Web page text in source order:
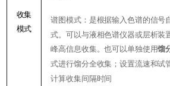
收集
模式
谱图模式：是根据输入色谱的信号
式。可以与液相色谱仪器或层析装
峰高信息收集。也可以单独使用馏
式进行馏分全收集；设置流速和试
计算收集间隔时间